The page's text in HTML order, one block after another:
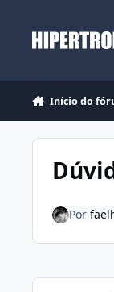
Início do
Por